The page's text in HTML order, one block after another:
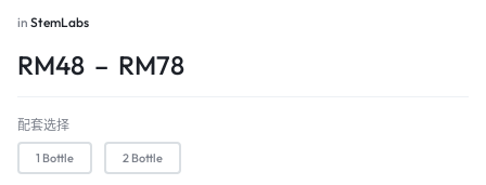
in StemLabs
RM48 – RM78
配套选择
1 Bottle 2 Bottle